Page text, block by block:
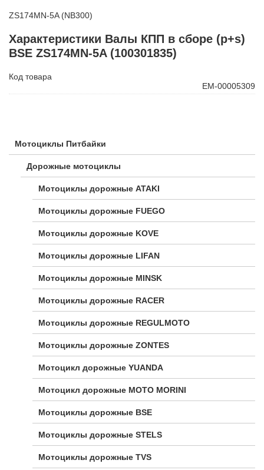
Мотоциклы Питбайки
Дорожные мотоциклы
Мотоциклы дорожные ATAKI
Мотоциклы дорожные FUEGO
Мотоциклы дорожные KOVE
Мотоциклы дорожные LIFAN
Мотоциклы дорожные MINSK
Мотоциклы дорожные RACER
Мотоциклы дорожные REGULMOTO
Мотоциклы дорожные ZONTES
Мотоцикл дорожные YUANDA
Мотоцикл дорожные МОТО MORINI
Мотоциклы дорожные BSE
Мотоциклы дорожные STELS
Мотоциклы дорожные TVS
ZS174MN-5A (NB300)
Характеристики Валы КПП в сборе (p+s)
BSE ZS174MN-5A (100301835)
Код товара
ЕМ-00005309